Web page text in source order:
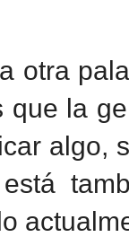
otra
que la
algo,